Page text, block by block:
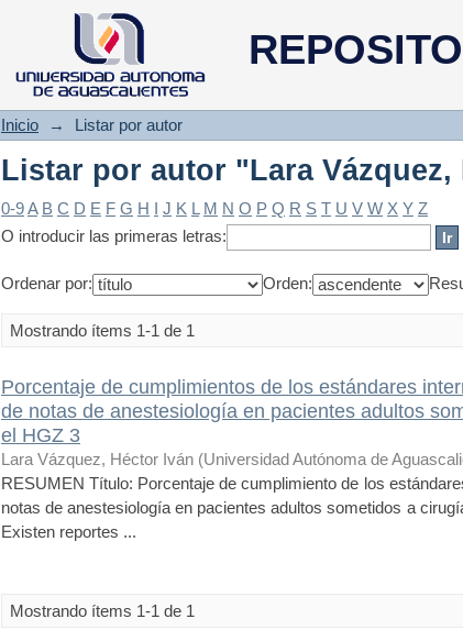
Listar por autor "Lara Vázquez,
Inicio → Listar por autor
Listar por autor "Lara Vázquez,
0-9A B C D E F G H I J K L M N O P Q R S T U V W X Y Z
O introducir las primeras letras:
Ordenar por: Orden:
Mostrando ítems 1-1 de 1
Porcentaje de cumplimientos de los estándares
de notas de anestesiología en pacientes adultos
el HGZ 3
Lara Vázquez, Héctor Iván (Universidad Autónoma de
RESUMEN Título: Porcentaje de cumplimiento de los
notas de anestesiología en pacientes adultos sometidos a
Existen reportes ...
Mostrando ítems 1-1 de 1